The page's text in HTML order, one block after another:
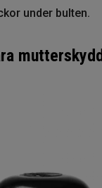
under bulten.
mutterskydd